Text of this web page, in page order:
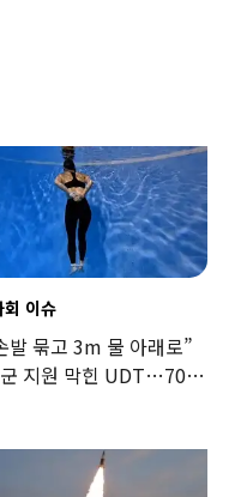
회 이슈
발 묶고 3m 물 아래로”
지원 막힌 UDT…707